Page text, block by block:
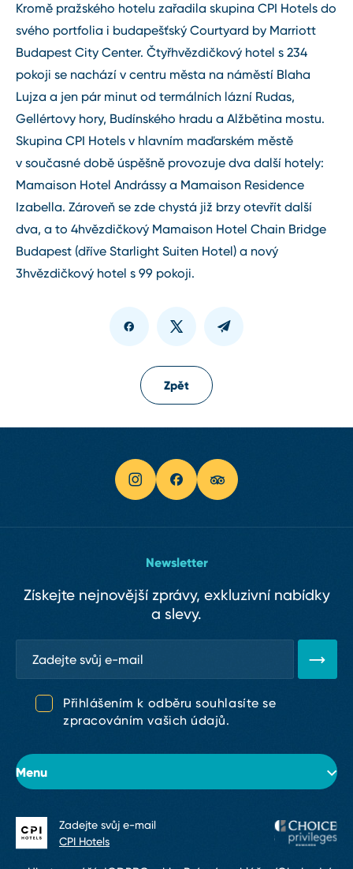
Kromě pražského hotelu zařadila skupina CPI Hotels do
svého portfolia i budapešťský Courtyard by Marriott
Budapest City Center. Čtyřhvězdičkový hotel s 234
pokoji se nachází v centru města na náměstí Blaha
Lujza a jen pár minut od termálních lázní Rudas,
Gellértovy hory, Budínského hradu a Alžbětina mostu.
Skupina CPI Hotels v hlavním maďarském městě
v současné době úspěšně provozuje dva další hotely:
Mamaison Hotel Andrássy a Mamaison Residence
Izabella. Zároveň se zde chystá již brzy otevřít další
dva, a to 4hvězdičkový Mamaison Hotel Chain Bridge
Budapest (dříve Starlight Suiten Hotel) a nový
3hvězdičkový hotel s 99 pokoji.
Zpět
Menu
O hotelu
Pokoje
Newsletter
Získejte nejnovější zprávy, exkluzivní nabídky
a slevy.
Přihlášením k odběru souhlasíte se
zpracováním vašich údajů.
Zadejte svůj e⁠-⁠mail
CPI Hotels